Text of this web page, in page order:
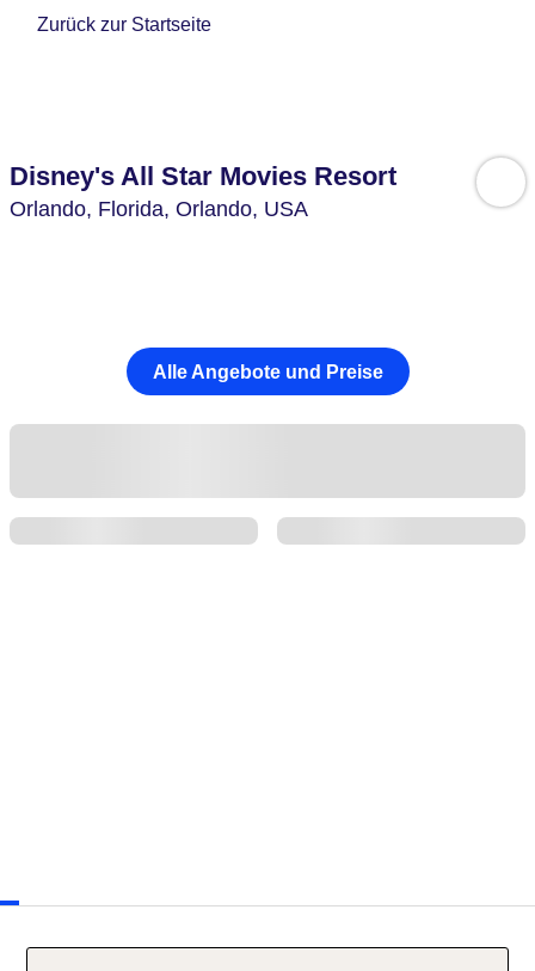
Zurück zur Startseite
Disney's All Star Movies Resort
Orlando, Florida, Orlando, USA
Alle Angebote und Preise